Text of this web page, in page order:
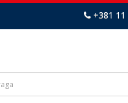
+381 11